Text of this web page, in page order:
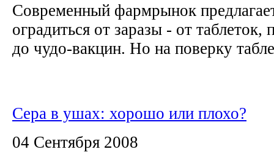
Современный фармрынок
оградиться от заразы - от таблеток,
до чудо-вакцин. Но на поверку
Сера в ушах: хорошо или плохо?
04 Сентября 2008